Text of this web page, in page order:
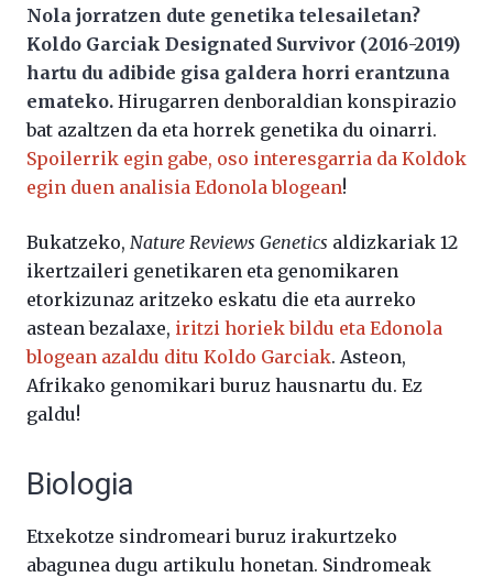
Nola jorratzen dute genetika telesailetan?
Koldo Garciak Designated Survivor (2016-2019)
hartu du adibide gisa galdera horri erantzuna
emateko. Hirugarren denboraldian konspirazio
bat azaltzen da eta horrek genetika du oinarri.
Spoilerrik egin gabe, oso interesgarria da Koldok
egin duen analisia Edonola blogean!
Bukatzeko, Nature Reviews Genetics aldizkariak 12
ikertzaileri genetikaren eta genomikaren
etorkizunaz aritzeko eskatu die eta aurreko
astean bezalaxe, iritzi horiek bildu eta Edonola
blogean azaldu ditu Koldo Garciak. Asteon,
Afrikako genomikari buruz hausnartu du. Ez
galdu!
Biologia
Etxekotze sindromeari buruz irakurtzeko
abagunea dugu artikulu honetan. Sindromeak